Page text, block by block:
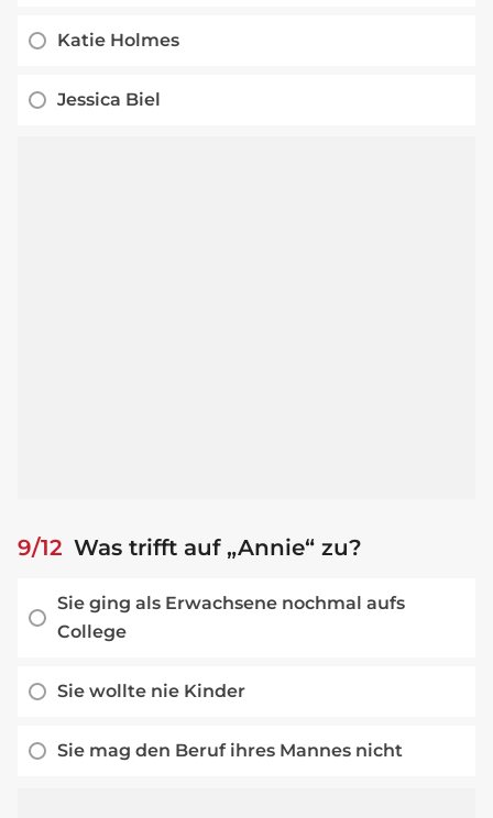
Katie Holmes
Jessica Biel
9/12 Was trifft auf „Annie“ zu?
Sie ging als Erwachsene nochmal aufs
College
Sie wollte nie Kinder
Sie mag den Beruf ihres Mannes nicht